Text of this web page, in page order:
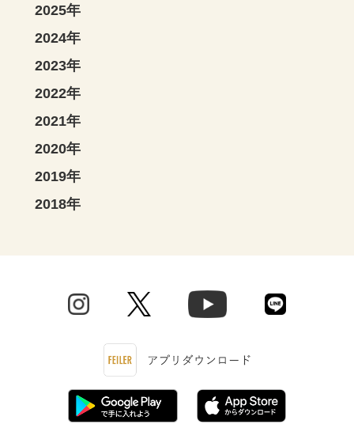
2025年
2024年
2023年
2022年
2021年
2020年
2019年
2018年